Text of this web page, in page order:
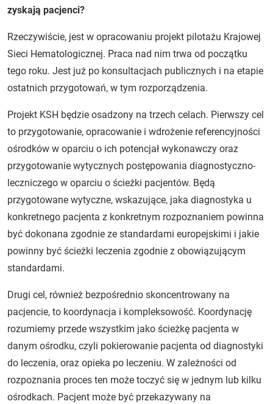
zyskają pacjenci?
Rzeczywiście, jest w opracowaniu projekt pilotażu Krajowej
Sieci Hematologicznej. Praca nad nim trwa od początku
tego roku. Jest już po konsultacjach publicznych i na etapie
ostatnich przygotowań, w tym rozporządzenia.
Projekt KSH będzie osadzony na trzech celach. Pierwszy cel
to przygotowanie, opracowanie i wdrożenie referencyjności
ośrodków w oparciu o ich potencjał wykonawczy oraz
przygotowanie wytycznych postępowania diagnostyczno-
leczniczego w oparciu o ścieżki pacjentów. Będą
przygotowane wytyczne, wskazujące, jaka diagnostyka u
konkretnego pacjenta z konkretnym rozpoznaniem powinna
być dokonana zgodnie ze standardami europejskimi i jakie
powinny być ścieżki leczenia zgodnie z obowiązującym
standardami.
Drugi cel, również bezpośrednio skoncentrowany na
pacjencie, to koordynacja i kompleksowość. Koordynację
rozumiemy przede wszystkim jako ścieżkę pacjenta w
danym ośrodku, czyli pokierowanie pacjenta od diagnostyki
do leczenia, oraz opieka po leczeniu. W zależności od
rozpoznania proces ten może toczyć się w jednym lub kilku
ośrodkach. Pacjent może być przekazywany na